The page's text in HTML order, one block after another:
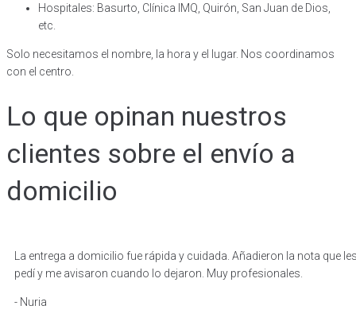
Hospitales: Basurto, Clínica IMQ, Quirón, San Juan de Dios,
etc.
Solo necesitamos el nombre, la hora y el lugar. Nos coordinamos
con el centro.
Lo que opinan nuestros
clientes sobre el envío a
domicilio
La entrega a domicilio fue rápida y cuidada. Añadieron la nota que
pedí y me avisaron cuando lo dejaron. Muy profesionales.
- Nuria